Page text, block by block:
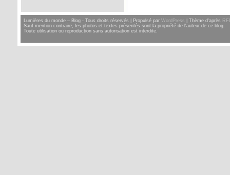
Lumières du monde – Blog - Tous droits réservés | Propulsé par WordPress | Thème d'après
Sauf mention contraire, les photos et textes présentés sont la propriété de l'auteur de ce blog.
Toute utilisation ou reproduction sans autorisation est interdite.